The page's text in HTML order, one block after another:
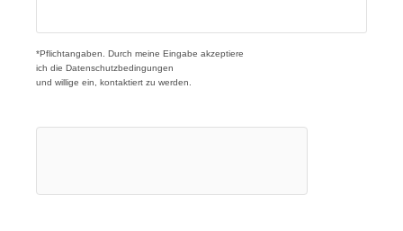
*Pflichtangaben. Durch meine Eingabe akzeptiere
ich die Datenschutzbedingungen
und willige ein, kontaktiert zu werden.